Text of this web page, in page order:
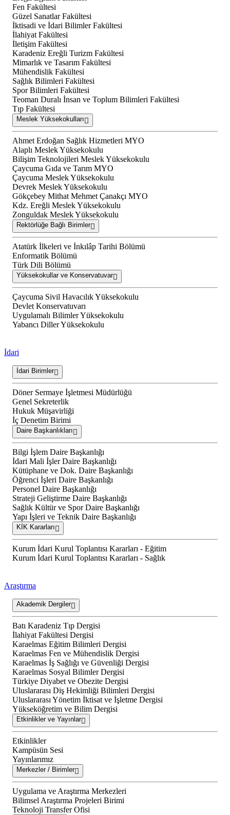
Fen Fakültesi
Güzel Sanatlar Fakültesi
İktisadi ve İdari Bilimler Fakültesi
İlahiyat Fakültesi
İletişim Fakültesi
Karadeniz Ereğli Turizm Fakültesi
Mimarlık ve Tasarım Fakültesi
Mühendislik Fakültesi
Sağlık Bilimleri Fakültesi
Spor Bilimleri Fakültesi
Teoman Duralı İnsan ve Toplum Bilimleri Fakültesi
Tıp Fakültesi
Meslek Yüksekokulları
Ahmet Erdoğan Sağlık Hizmetleri MYO
Alaplı Meslek Yüksekokulu
Bilişim Teknolojileri Meslek Yüksekokulu
Çaycuma Gıda ve Tarım MYO
Çaycuma Meslek Yüksekokulu
Devrek Meslek Yüksekokulu
Gökçebey Mithat Mehmet Çanakçı MYO
Kdz. Ereğli Meslek Yüksekokulu
Zonguldak Meslek Yüksekokulu
Rektörlüğe Bağlı Birimler
Atatürk İlkeleri ve İnkılâp Tarihi Bölümü
Enformatik Bölümü
Türk Dili Bölümü
Yüksekokullar ve Konservatuvar
Çaycuma Sivil Havacılık Yüksekokulu
Devlet Konservatuvarı
Uygulamalı Bilimler Yüksekokulu
Yabancı Diller Yüksekokulu
İdari
İdari Birimler
Döner Sermaye İşletmesi Müdürlüğü
Genel Sekreterlik
Hukuk Müşavirliği
İç Denetim Birimi
Daire Başkanlıkları
Bilgi İşlem Daire Başkanlığı
İdari Mali İşler Daire Başkanlığı
Kütüphane ve Dok. Daire Başkanlığı
Öğrenci İşleri Daire Başkanlığı
Personel Daire Başkanlığı
Strateji Geliştirme Daire Başkanlığı
Sağlık Kültür ve Spor Daire Başkanlığı
Yapı İşleri ve Teknik Daire Başkanlığı
KİK Kararları
Kurum İdari Kurul Toplantısı Kararları - Eğitim
Kurum İdari Kurul Toplantısı Kararları - Sağlık
Araştırma
Akademik Dergiler
Batı Karadeniz Tıp Dergisi
İlahiyat Fakültesi Dergisi
Karaelmas Eğitim Bilimleri Dergisi
Karaelmas Fen ve Mühendislik Dergisi
Karaelmas İş Sağlığı ve Güvenliği Dergisi
Karaelmas Sosyal Bilimler Dergisi
Türkiye Diyabet ve Obezite Dergisi
Uluslararası Diş Hekimliği Bilimleri Dergisi
Uluslararası Yönetim İktisat ve İşletme Dergisi
Yükseköğretim ve Bilim Dergisi
Etkinlikler ve Yayınlar
Etkinlikler
Kampüsün Sesi
Yayınlarımız
Merkezler / Birimler
Uygulama ve Araştırma Merkezleri
Bilimsel Araştırma Projeleri Birimi
Teknoloji Transfer Ofisi